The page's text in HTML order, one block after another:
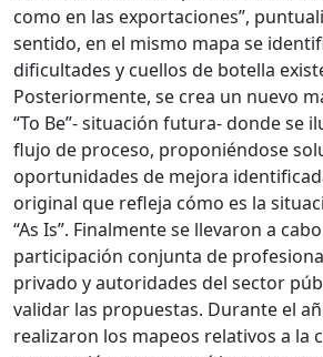
como en las exportaciones”,
sentido, en el mismo mapa se
dificultades y cuellos de botella
Posteriormente, se crea un nuevo
“To Be”- situación futura- donde se
flujo de proceso, proponiéndose
oportunidades de mejora
original que refleja cómo es la
“As Is”. Finalmente se llevaron a
participación conjunta de
privado y autoridades del sector
validar las propuestas. Durante el
realizaron los mapeos relativos a la